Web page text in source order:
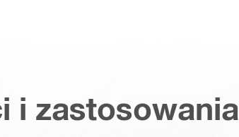
i zastosowania